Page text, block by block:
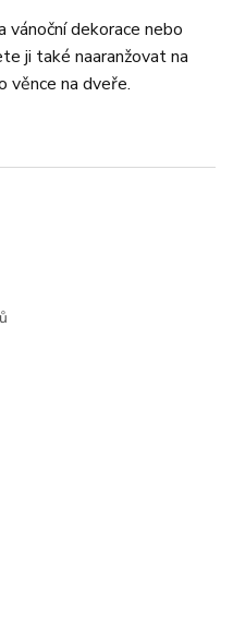
vánoční dekorace nebo
ji také naaranžovat na
věnce na dveře.